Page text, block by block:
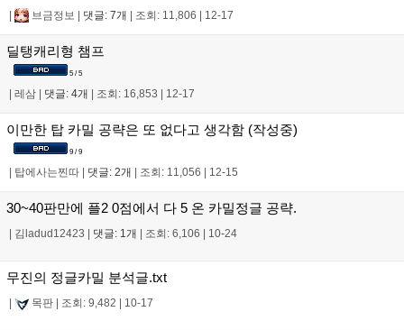
| 브금정보 | 댓글: 7개 | 조회: 11,806 | 12-17
딜탱캐리형 챔프
5 / 5
레삼 댓글: 4개 조회: 16,853 12-17
이만한 탑 카밀 공략은 또 없다고 생각함 (작성중)
9 / 9
탑에사는찐따 댓글: 2개 조회: 11,056 12-15
30~40판만에 플2 0점에서 다 5 온 카밀정글 공략.
김ladud12423 댓글: 1개 조회: 6,106 10-24
무진의 정글카밀 분석글.txt
목판 조회: 9,482 10-17